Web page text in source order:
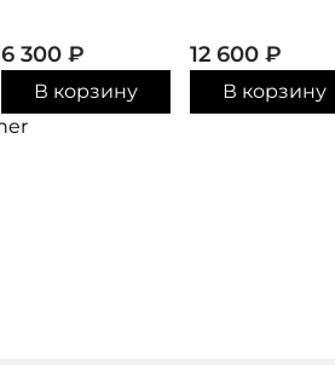
6 300 ₽
В корзину
12 600 ₽
В корзину